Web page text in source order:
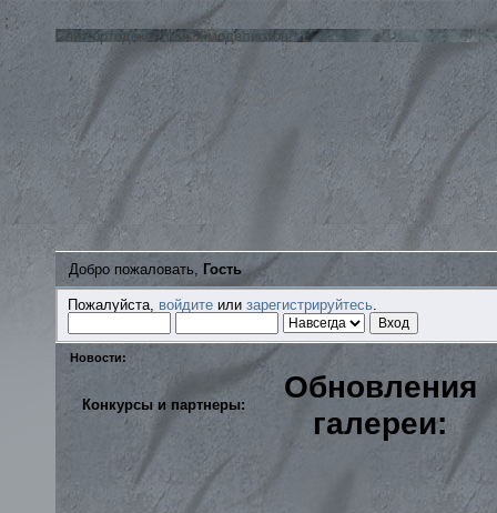
;
Сайт ортодоксальных моделистов
Добро пожаловать, Гость
Пожалуйста, войдите илизарегистрируйтесь
Новости:
Конкурсы и партнеры:
Обновления
галереи: